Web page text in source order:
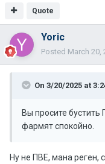
Quote
Yoric
Posted March 20,
On 3/20/2025 at
Вы просите
фармят спокойно.
Ну не ПВЕ, мана реген,